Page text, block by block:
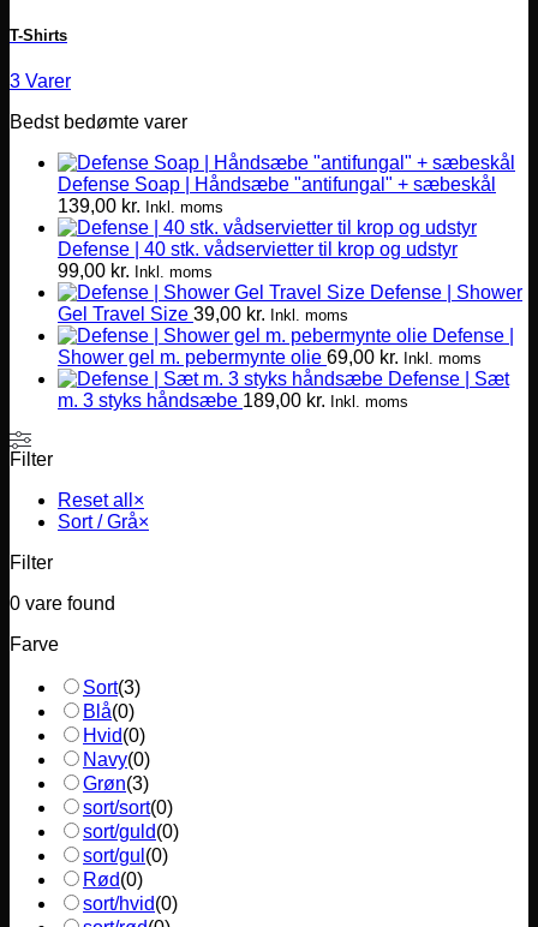
T-Shirts
3 Varer
Bedst bedømte varer
Defense Soap | Håndsæbe "antifungal" + sæbeskål
139,00 kr. Inkl. moms
Defense | 40 stk. vådservietter til krop og udstyr
99,00 kr. Inkl. moms
Defense | Shower
Gel Travel Size 39,00 kr. Inkl. moms
Defense |
Shower gel m. pebermynte olie 69,00 kr. Inkl. moms
Defense | Sæt
m. 3 styks håndsæbe 189,00 kr. Inkl. moms
Filter
Reset all ×
Sort / Grå×
Filter
0 vare found
Farve
Sort(3)
Blå(0)
Hvid(0)
Navy(0)
Grøn(3)
sort/sort(0)
sort/guld(0)
sort/gul (0)
Rød(0)
sort/hvid(0)